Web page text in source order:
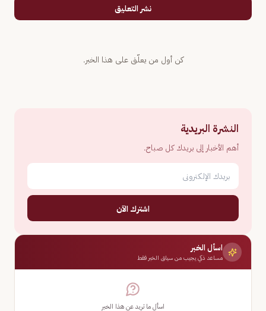
نشر التعليق
كن أول من يعلّق على هذا الخبر.
النشرة البريدية
أهم الأخبار إلى بريدك كل صباح.
اشترك الآن
اسأل الخبر
مساعد ذكي يجيب من سياق الخبر فقط
اسأل ما تريد عن هذا الخبر